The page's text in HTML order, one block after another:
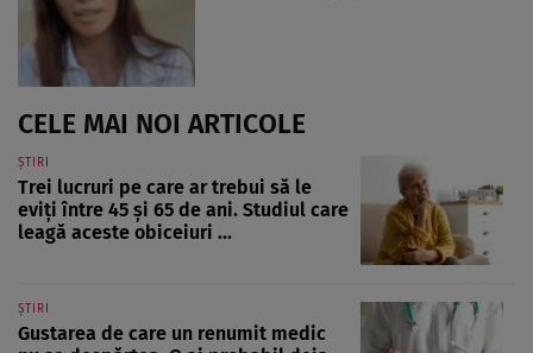
CELE MAI NOI ARTICOLE
ȘTIRI
Trei lucruri pe care ar trebui să le
eviți între 45 și 65 de ani. Studiul care
leagă aceste obiceiuri ...
ȘTIRI
Gustarea de care un renumit medic